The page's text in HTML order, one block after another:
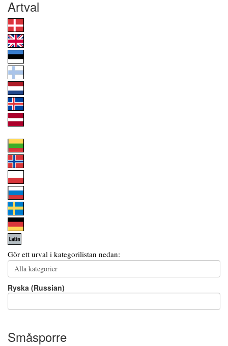
Artval
Gör ett urval i kategorilistan nedan:
Ryska (Russian)
Småsporre